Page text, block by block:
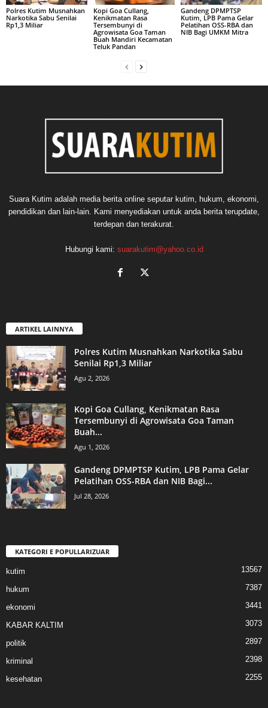
Polres Kutim Musnahkan
Narkotika Sabu Senilai
Rp1,3 Miliar
Kopi Goa Cullang,
Kenikmatan Rasa
Tersembunyi di
Agrowisata Goa Taman
Buah Mandiri Kecamatan
Teluk Pandan
Gandeng DPMPTSP
Kutim, LPB Pama Gelar
Pelatihan OSS-RBA dan
NIB Bagi UMKM Mitra
Suara Kutim adalah media berita online seputar kutim, hukum, ekonomi,
pendidikan dan lain-lain. Kami menyediakan untuk anda berita terupdate,
terdepan dan terakurat.
Hubungi kami: suarakutim@yahoo.co.id
ARTIKEL LAINNYA
Polres Kutim Musnahkan Narkotika Sabu
Senilai Rp1,3 Miliar
Agu 2, 2026
Kopi Goa Cullang, Kenikmatan Rasa
Tersembunyi di Agrowisata Goa Taman
Buah...
Agu 1, 2026
Gandeng DPMPTSP Kutim, LPB Pama Gelar
Pelatihan OSS-RBA dan NIB Bagi...
Jul 28, 2026
KATEGORI E POPULLARIZUAR
kutim 13567
hukum 7387
ekonomi 3441
KABAR KALTIM 3073
politik 2897
kriminal 2398
kesehatan 2255